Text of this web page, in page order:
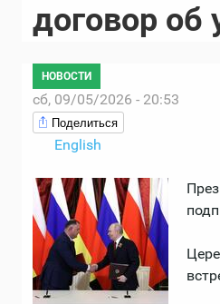
договор об
НОВОСТИ
сб, 09/05/2026 - 20:53
Поделиться
English